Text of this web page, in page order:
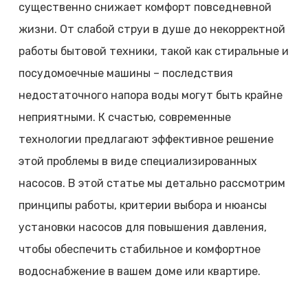
существенно снижает комфорт повседневной
жизни. От слабой струи в душе до некорректной
работы бытовой техники, такой как стиральные и
посудомоечные машины – последствия
недостаточного напора воды могут быть крайне
неприятными. К счастью, современные
технологии предлагают эффективное решение
этой проблемы в виде специализированных
насосов. В этой статье мы детально рассмотрим
принципы работы, критерии выбора и нюансы
установки насосов для повышения давления,
чтобы обеспечить стабильное и комфортное
водоснабжение в вашем доме или квартире.